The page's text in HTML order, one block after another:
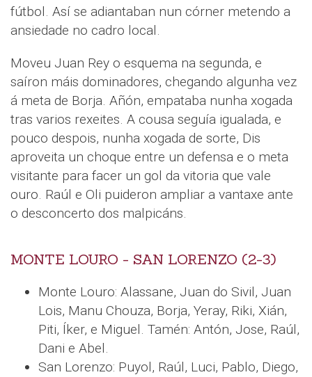
fútbol. Así se adiantaban nun córner metendo a
ansiedade no cadro local.
Moveu Juan Rey o esquema na segunda, e
saíron máis dominadores, chegando algunha vez
á meta de Borja. Añón, empataba nunha xogada
tras varios rexeites. A cousa seguía igualada, e
pouco despois, nunha xogada de sorte, Dis
aproveita un choque entre un defensa e o meta
visitante para facer un gol da vitoria que vale
ouro. Raúl e Oli puideron ampliar a vantaxe ante
o desconcerto dos malpicáns.
MONTE LOURO - SAN LORENZO (2-3)
Monte Louro: Alassane, Juan do Sivil, Juan
Lois, Manu Chouza, Borja, Yeray, Riki, Xián,
Piti, Íker, e Miguel. Tamén: Antón, Jose, Raúl,
Dani e Abel.
San Lorenzo: Puyol, Raúl, Luci, Pablo, Diego,